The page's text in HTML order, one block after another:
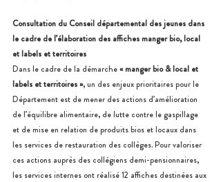
Consultation du Conseil départemental des jeunes dans
le cadre de l’élaboration des affiches manger bio, local
et labels et territoires
Dans le cadre de la démarche « manger bio & local et
labels et territoires », un des enjeux prioritaires pour le
Département est de mener des actions d’amélioration
de l’équilibre alimentaire, de lutte contre le gaspillage
et de mise en relation de produits bios et locaux dans
les services de restauration des collèges. Pour valoriser
ces actions auprès des collégiens demi-pensionnaires,
les services internes ont réalisé 12 affiches destinées aux